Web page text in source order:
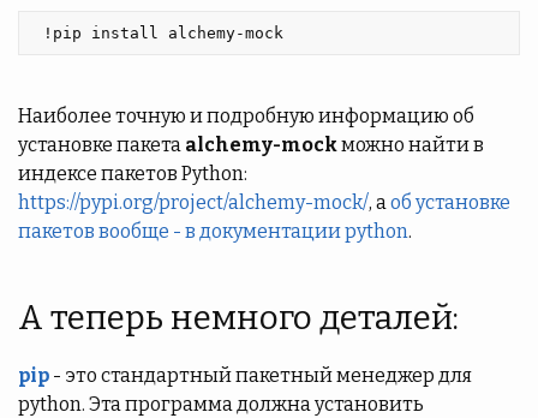
!pip install alchemy-mock
Наиболее точную и подробную информацию об
установке пакета alchemy-mockможно найти в
индексе пакетов Python:
https://pypi.org/project/alchemy-mock/, аоб установке
пакетов вообще - в документации python.
А теперь немного деталей:
pip - это стандартный пакетный менеджер для
python. Эта программа должна установить